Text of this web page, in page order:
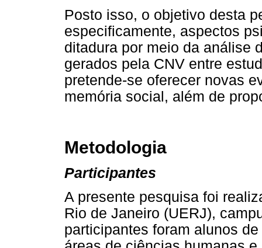
Posto isso, o objetivo desta
especificamente, aspectos
ditadura por meio da análise
gerados pela CNV entre
pretende-se oferecer novas
memória social, além de
Metodologia
Participantes
A presente pesquisa foi
Rio de Janeiro (UERJ),
participantes foram alunos